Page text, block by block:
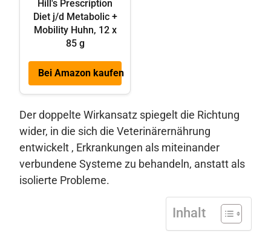
Hill's Prescription
Diet j/d Metabolic +
Mobility Huhn, 12 x
85 g
Bei Amazon kaufen
Der doppelte Wirkansatz spiegelt die Richtung
wider, in die sich die Veterinärernährung
entwickelt , Erkrankungen als miteinander
verbundene Systeme zu behandeln, anstatt als
isolierte Probleme.
Inhalt